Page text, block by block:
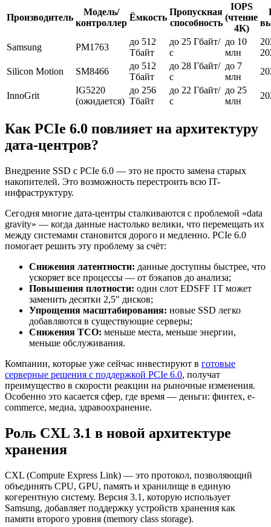
Производитель
Модель/
контроллер
Ёмкость
Пропускная
способность
IOPS
(чтение
4K)
Samsung PM1763
до 512
Тбайт
до 25 Гбайт/
с
до 10
млн
Silicon Motion
SM8466
до 512
Тбайт
до 28 Гбайт/
с
до 7
млн
InnoGrit
IG5220
(ожидается)
до 256
Тбайт
до 22 Гбайт/
с
до 25
млн
Как PCIe 6.0 повлияет на архитектуру
дата-центров?
Внедрение SSD с PCIe 6.0 — это не просто замена старых
накопителей. Это возможность перестроить всю IT-
инфраструктуру.
Сегодня многие дата-центры сталкиваются с проблемой «data
gravity» — когда данные настолько велики, что перемещать их
между системами становится дорого и медленно. PCIe 6.0
помогает решить эту проблему за счёт:
Снижения латентности: данные доступны быстрее, что
ускоряет все процессы — от бэкапов до анализа;
Повышения плотности: один слот EDSFF 1T может
заменить десятки 2,5″ дисков;
Упрощения масштабирования: новые SSD легко
добавляются в существующие серверы;
Снижения TCO: меньше места, меньше энергии,
меньше обслуживания.
Компании, которые уже сейчас инвестируют в готовые
серверные решения с поддержкой PCIe 6.0, получат
преимущество в скорости реакции на рыночные изменения.
Особенно это касается сфер, где время — деньги: финтех, e-
commerce, медиа, здравоохранение.
Роль CXL 3.1 в новой архитектуре
хранения
CXL (Compute Express Link) — это протокол, позволяющий
объединять CPU, GPU, память и хранилище в единую
когерентную систему. Версия 3.1, которую использует
Samsung, добавляет поддержку устройств хранения как
памяти второго уровня (memory class storage).